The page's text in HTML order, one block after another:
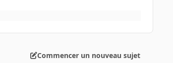
Commencer un nouveau sujet